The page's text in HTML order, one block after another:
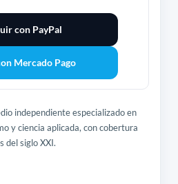
con PayPal
Mercado Pago
independiente especializado en
y ciencia aplicada, con cobertura
del siglo XXI.